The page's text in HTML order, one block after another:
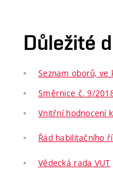
Důležité
Seznam oborů,
Směrnice č. 9/
Vnitřní hodnocení
Řád habilitačního
Vědecká rada VUT